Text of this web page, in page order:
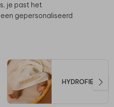
je past het
gepersonaliseerd
HYDROFIEL